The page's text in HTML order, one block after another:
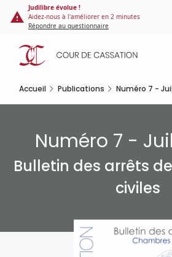
Panneau de gestion des cookies
contenu
principal
Judilibre évolue !
Aidez-nous à l'améliorer en 2 minutes
Répondre au questionnaire
Accueil Publications Numéro 7 -
Numéro 7 -
Bulletin des arrêts
civiles